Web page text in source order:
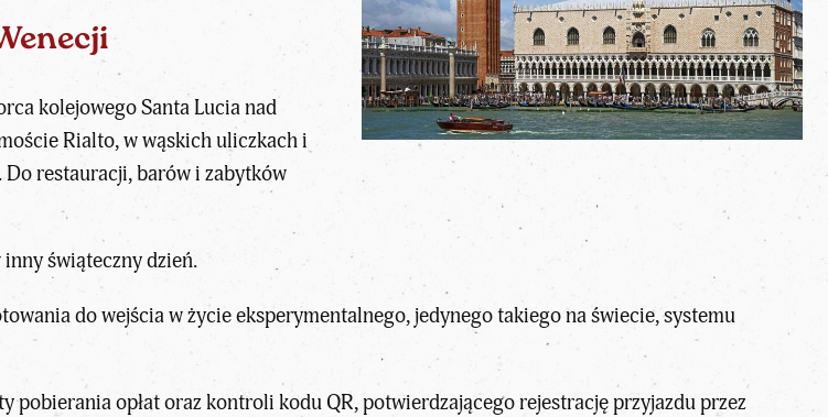
kolejowego Santa Lucia nad
Rialto, w wąskich uliczkach i
restauracji, barów i zabytków
inny świąteczny dzień.
do wejścia w życie eksperymentalnego, jedynego takiego na świecie, systemu
pobierania opłat oraz kontroli kodu QR, potwierdzającego rejestrację przyjazdu przez